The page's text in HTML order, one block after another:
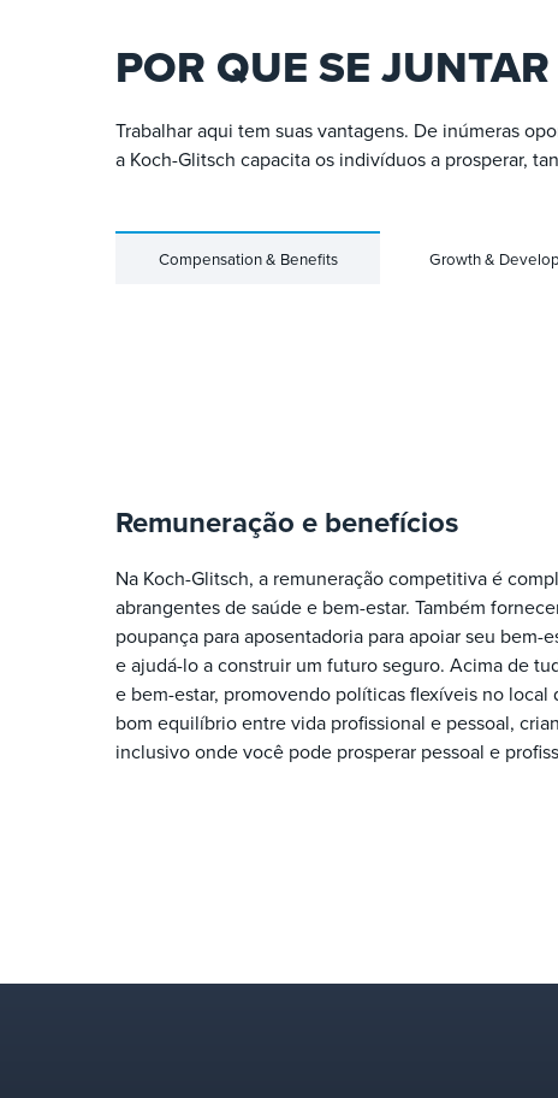
POR QUE SE
Trabalhar aqui tem suas vantagens. De inúmeras
a Koch-Glitsch capacita os indivíduos a prosperar,
Compensation & Benefits Growth &
Remuneração e benefícios
Na Koch-Glitsch, a remuneração competitiva é
abrangentes de saúde e bem-estar. Também
poupança para aposentadoria para apoiar seu bem-
e ajudá-lo a construir um futuro seguro. Acima de
e bem-estar, promovendo políticas flexíveis no local
bom equilíbrio entre vida profissional e pessoal,
inclusivo onde você pode prosperar pessoal e